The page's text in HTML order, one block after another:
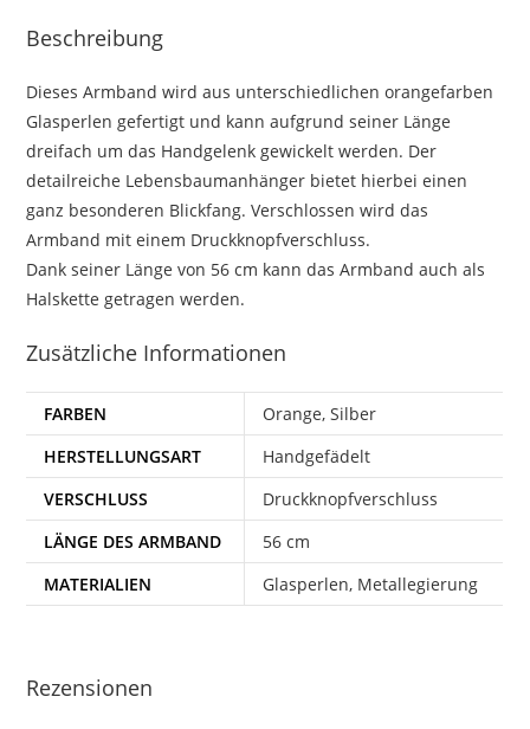
Beschreibung
Dieses Armband wird aus unterschiedlichen orangefarben
Glasperlen gefertigt und kann aufgrund seiner Länge
dreifach um das Handgelenk gewickelt werden. Der
detailreiche Lebensbaumanhänger bietet hierbei einen
ganz besonderen Blickfang. Verschlossen wird das
Armband mit einem Druckknopfverschluss.
Dank seiner Länge von 56 cm kann das Armband auch als
Halskette getragen werden.
Zusätzliche Informationen
FARBEN
Orange, Silber
HERSTELLUNGSART
Handgefädelt
VERSCHLUSS
Druckknopfverschluss
LÄNGE DES ARMBAND
56 cm
MATERIALIEN
Glasperlen, Metallegierung
Rezensionen